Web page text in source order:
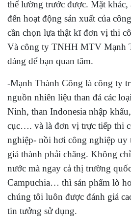
thể lường trước được. Mặt khác,
đến hoạt động sản xuất của
cần chọn lựa thật kĩ đơn vị thi
Và công ty TNHH MTV Mạnh
đáng để bạn quan tâm.
-Mạnh Thành Công là công ty
nguồn nhiên liệu than đá các
Ninh, than Indonesia nhập
cục…. và là đơn vị trực tiếp thi
nghiệp- nồi hơi công nghiệp uy
giá thành phải chăng. Không
nước mà ngay cả thị trường
Campuchia… thì sản phẩm lò
chúng tôi luôn được đánh giá
tin tưởng sử dụng.